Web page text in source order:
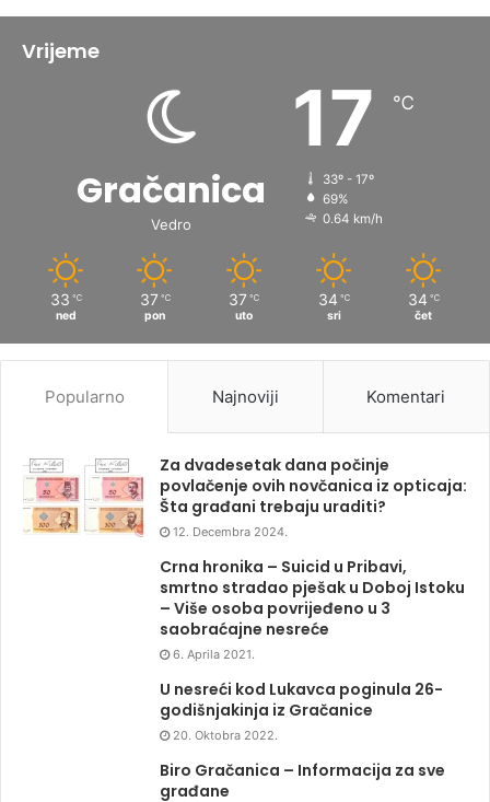
Vrijeme
Gračanica
Vedro
17 ℃
33º - 17º
69%
0.64 km/h
33 ℃
ned
37 ℃
pon
37 ℃
uto
34 ℃
sri
34 ℃
čet
Popularno Najnoviji Komentari
Za dvadesetak dana počinje
povlačenje ovih novčanica iz opticaja:
Šta građani trebaju uraditi?
12. Decembra 2024.
Crna hronika – Suicid u Pribavi,
smrtno stradao pješak u Doboj Istoku
– Više osoba povrijeđeno u 3
saobraćajne nesreće
6. Aprila 2021.
U nesreći kod Lukavca poginula 26-
godišnjakinja iz Gračanice
20. Oktobra 2022.
Biro Gračanica – Informacija za sve
građane